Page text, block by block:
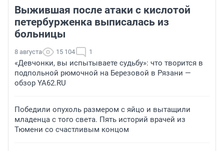
Выжившая после атаки с кислотой
петербурженка выписалась из
больницы
8 августа 15 104 1
«Девчонки, вы испытываете судьбу»: что творится в
подпольной рюмочной на Березовой в Рязани —
обзор YA62.RU
Победили опухоль размером с яйцо и вытащили
младенца с того света. Пять историй врачей из
Тюмени со счастливым концом